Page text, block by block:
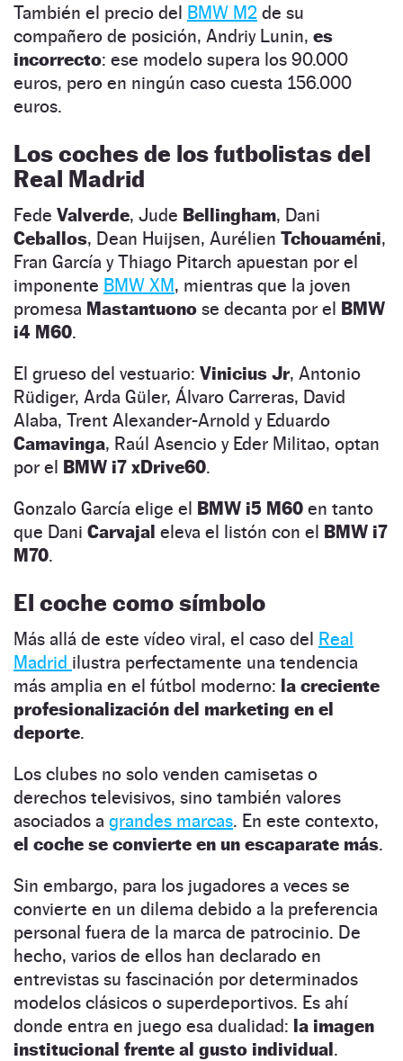
También el precio del BMW M2 de su
compañero de posición, Andriy Lunin, es
incorrecto: ese modelo supera los 90.000
euros, pero en ningún caso cuesta 156.000
euros.
Los coches de los futbolistas del
Real Madrid
Fede Valverde, Jude Bellingham, Dani
Ceballos, Dean Huijsen, Aurélien Tchouaméni,
Fran García y Thiago Pitarch apuestan por el
imponente BMW XM, mientras que la joven
promesa Mastantuono se decanta por el BMW
i4 M60.
El grueso del vestuario: Vinicius Jr, Antonio
Rüdiger, Arda Güler, Álvaro Carreras, David
Alaba, Trent Alexander-Arnold y Eduardo
Camavinga, Raúl Asencio y Eder Militao, optan
por el BMW i7 xDrive60.
Gonzalo García elige el BMW i5 M60 en tanto
que Dani Carvajal eleva el listón con el BMW i7
M70.
El coche como símbolo
Más allá de este vídeo viral, el caso del Real
Madrid ilustra perfectamente una tendencia
más amplia en el fútbol moderno: la creciente
profesionalización del marketing en el
deporte.
Los clubes no solo venden camisetas o
derechos televisivos, sino también valores
asociados a grandes marcas. En este contexto,
el coche se convierte en un escaparate más.
Sin embargo, para los jugadores a veces se
convierte en un dilema debido a la preferencia
personal fuera de la marca de patrocinio. De
hecho, varios de ellos han declarado en
entrevistas su fascinación por determinados
modelos clásicos o superdeportivos. Es ahí
donde entra en juego esa dualidad: la imagen
institucional frente al gusto individual.